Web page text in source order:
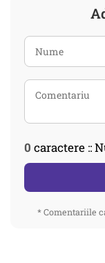
0 caractere ::
* Comentariile